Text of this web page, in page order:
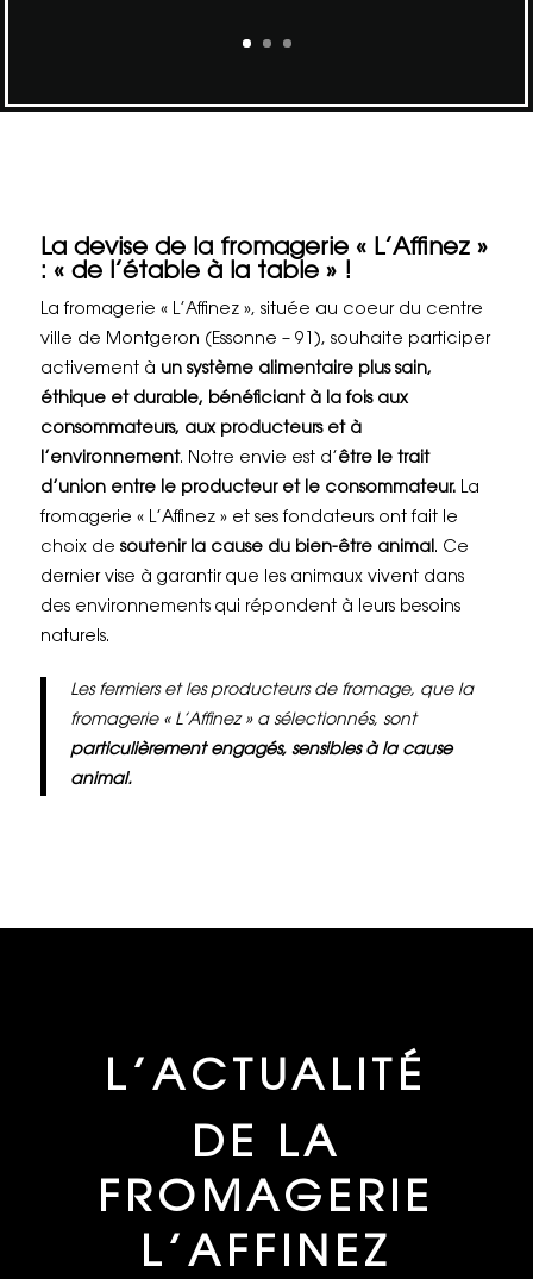
La devise de la fromagerie « L’Affinez »
: « de l’étable à la table » !
La fromagerie « L’Affinez », située au coeur du centre
ville de Montgeron (Essonne – 91), souhaite participer
activement à un système alimentaire plus sain,
éthique et durable, bénéficiant à la fois aux
consommateurs, aux producteurs et à
l’environnement. Notre envie est d’ être le trait
d’union entre le producteur et le consommateur. La
fromagerie « L’Affinez » et ses fondateurs ont fait le
choix de soutenir la cause du bien-être animal. Ce
dernier vise à garantir que les animaux vivent dans
des environnements qui répondent à leurs besoins
naturels.
Les fermiers et les producteurs de fromage, que la
fromagerie « L’Affinez » a sélectionnés, sont
particulièrement engagés, sensibles à la cause
animal.
L’ACTUALITÉ
DE LA
FROMAGERIE
L’AFFINEZ